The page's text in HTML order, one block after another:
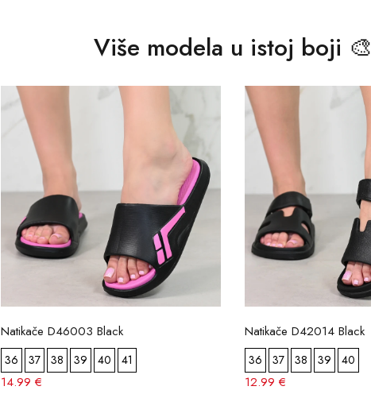
Više modela u istoj boji 🎨
Natikače D46003 Black
36 37 38 39 40 41
14.99 €
Natikače D42014 Black
36 37 38 39 40
12.99 €